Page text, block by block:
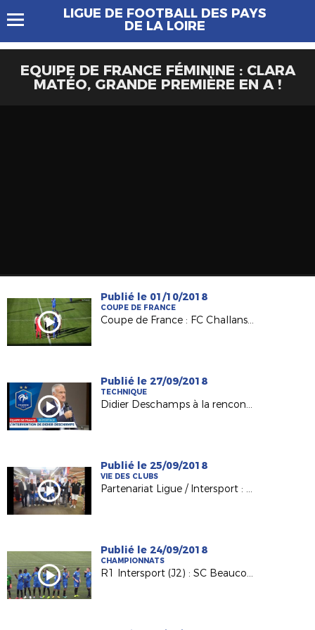
LIGUE DE FOOTBALL DES PAYS
DE LA LOIRE
EQUIPE DE FRANCE FÉMININE : CLARA
MATÉO, GRANDE PREMIÈRE EN A !
Publié le 01/10/2018
COUPE DE FRANCE
Coupe de France : FC Challans / RC La Flèche, le résumé !
Publié le 27/09/2018
TECHNIQUE
Didier Deschamps à la rencontre de nos techniciens
Publié le 25/09/2018
VIE DES CLUBS
Partenariat Ligue / Intersport : du bonus pour les clubs !
Publié le 24/09/2018
CHAMPIONNATS
R1 Intersport (J2) : SC Beaucouzé / VS Ferté-Bernard